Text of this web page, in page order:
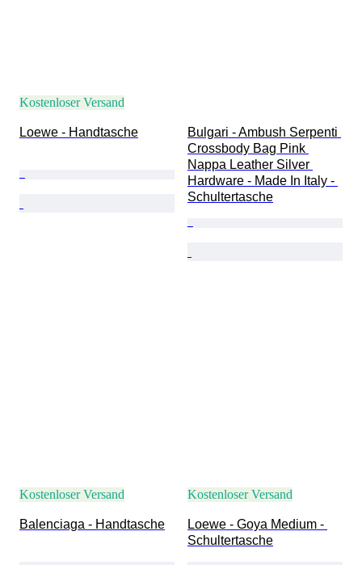
Kostenloser Versand
Loewe - Handtasche
Bulgari - Ambush Serpenti
Crossbody Bag Pink
Nappa Leather Silver
Hardware - Made In Italy -
Schultertasche
Kostenloser Versand
Balenciaga - Handtasche
Kostenloser Versand
Loewe - Goya Medium -
Schultertasche